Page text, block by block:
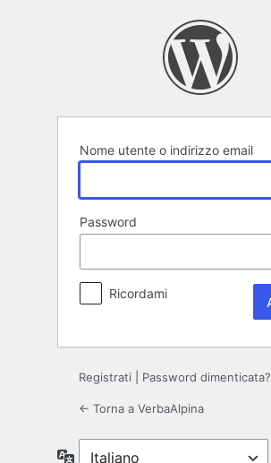
Nome utente o indirizzo email
Password
Ricordami
Registrati Password dimenticata?
← Torna a VerbaAlpina
Lingua